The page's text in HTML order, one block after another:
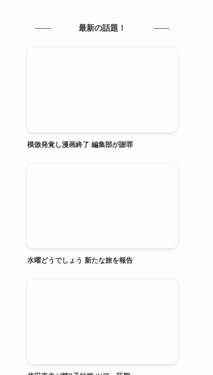
最新の話題！
模倣発覚し漫画終了 編集部が謝罪
水曜どうでしょう 新たな旅を報告